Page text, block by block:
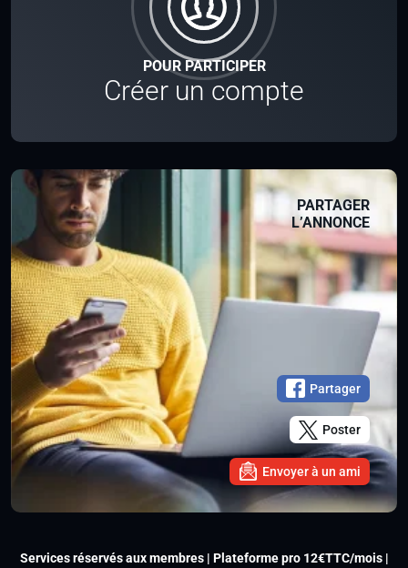
POUR PARTICIPER
Créer un compte
PARTAGER
L’ANNONCE
Partager
Poster
Envoyer à un ami
Services réservés aux membres | Plateforme pro 12€TTC/mois |